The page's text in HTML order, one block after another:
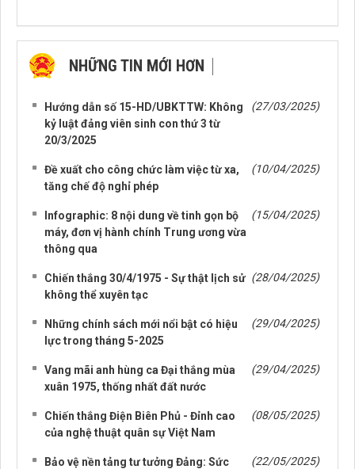
NHỮNG TIN MỚI HƠN
Hướng dẫn số 15-HD/UBKTTW: Không
kỷ luật đảng viên sinh con thứ 3 từ
20/3/2025
(27/03/2025)
Đề xuất cho công chức làm việc từ xa,
tăng chế độ nghỉ phép
(10/04/2025)
Infographic: 8 nội dung về tinh gọn bộ
máy, đơn vị hành chính Trung ương vừa
thông qua
(15/04/2025)
Chiến thắng 30/4/1975 - Sự thật lịch sử
không thể xuyên tạc
(28/04/2025)
Những chính sách mới nổi bật có hiệu
lực trong tháng 5-2025
(29/04/2025)
Vang mãi anh hùng ca Đại thắng mùa
xuân 1975, thống nhất đất nước
(29/04/2025)
Chiến thắng Điện Biên Phủ - Đỉnh cao
của nghệ thuật quân sự Việt Nam
(08/05/2025)
Bảo vệ nền tảng tư tưởng Đảng: Sức
(22/05/2025)